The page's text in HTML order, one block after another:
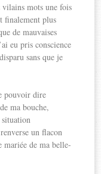
vilains mots une fois
finalement plus
de mauvaises
eu pris conscience
sans que je
pouvoir dire
ma bouche,
un flacon
mariée de ma belle-